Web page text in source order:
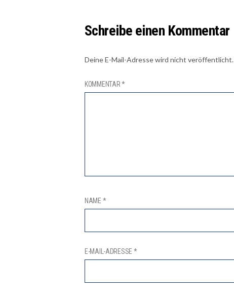
Schreibe einen Kommentar
Deine E-Mail-Adresse wird nicht veröffentlicht.
KOMMENTAR*
NAME *
E-MAIL-ADRESSE *